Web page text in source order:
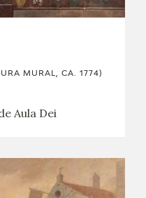
MURAL, CA. 1774)
Aula Dei